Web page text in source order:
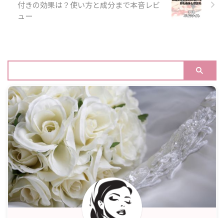
付きの効果は？使い方と成分まで本音レビ
ュー